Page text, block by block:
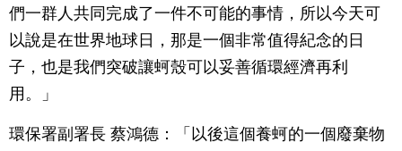
們一群人共同完成了一件不可能的事情，所以今天可
以說是在世界地球日，那是一個非常值得紀念的日
子，也是我們突破讓蚵殼可以妥善循環經濟再利
用。」
環保署副署長 蔡鴻德：「以後這個養蚵的一個廢棄物